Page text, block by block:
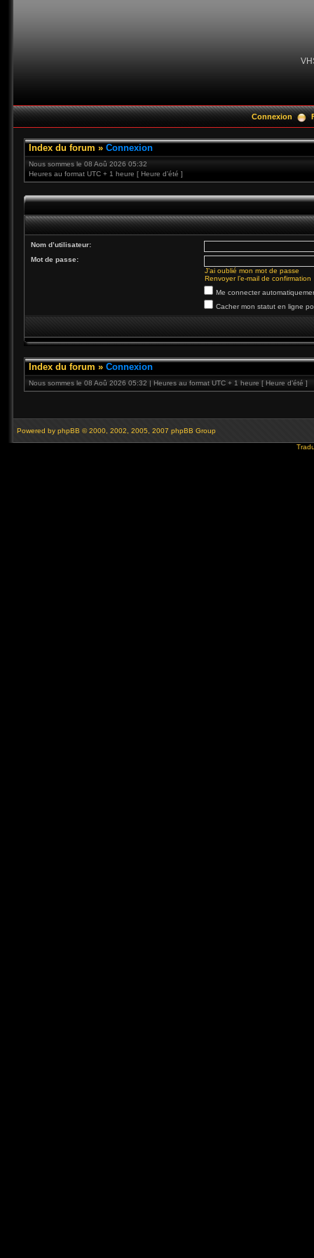
Connexion
Index du forum » Connexion
Nous sommes le 08 Aoû 2026 05:32
Heures au format UTC + 1 heure [ Heure d’été ]
Nom d’utilisateur:
Mot de passe:
J’ai oublié mon mot de passe
Renvoyer l’e-mail de confirmation
Me connecter
Cacher mon statut en ligne
Index du forum » Connexion
Nous sommes le 08 Aoû 2026 05:32 | Heures au format UTC + 1 heure [ Heure d’été ]
Powered by phpBB © 2000, 2002, 2005, 2007 phpBB Group